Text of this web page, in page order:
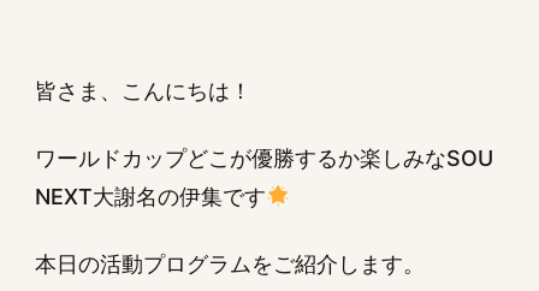
皆さま、こんにちは！
ワールドカップどこが優勝するか楽しみなSOU
NEXT大謝名の伊集です
本日の活動プログラムをご紹介します。